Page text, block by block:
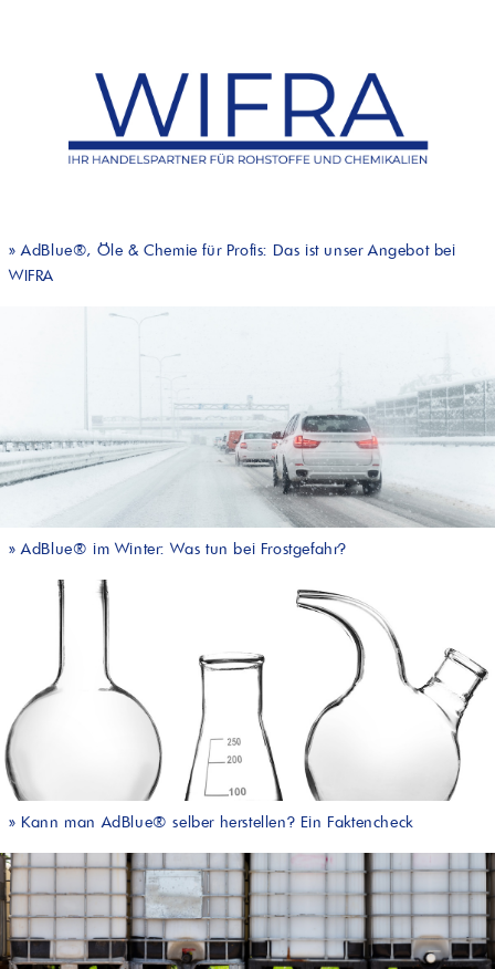
» AdBlue®, Öle & Chemie für Profis: Das ist unser Angebot bei
WIFRA
» AdBlue® im Winter: Was tun bei Frostgefahr?
» Kann man AdBlue® selber herstellen? Ein Faktencheck